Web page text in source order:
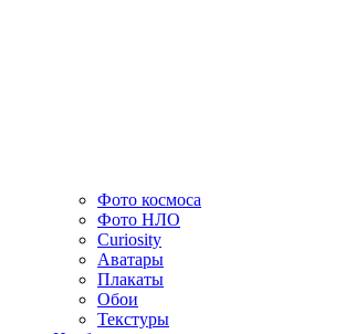
Фото космоса
Фото НЛО
Curiosity
Аватары
Плакаты
Обои
Текстуры